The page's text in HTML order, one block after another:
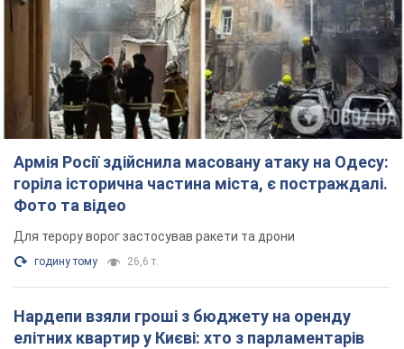
Армія Росії здійснила масовану атаку на Одесу:
горіла історична частина міста, є постраждалі.
Фото та відео
Для терору ворог застосував ракети та дрони
годину тому 26,6 т.
Нардепи взяли гроші з бюджету на оренду
елітних квартир у Києві: хто з парламентарів